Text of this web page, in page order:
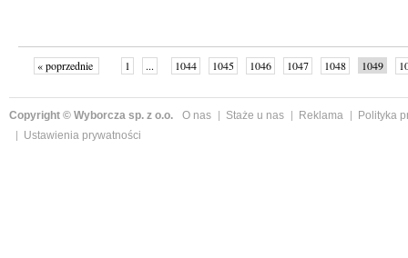
« poprzednie 1 ... 1044 1045 1046 1047 1048 1049
Copyright © Wyborcza sp. z o.o. O nas Staże u nas Reklama
Polityka
Ustawienia prywatności